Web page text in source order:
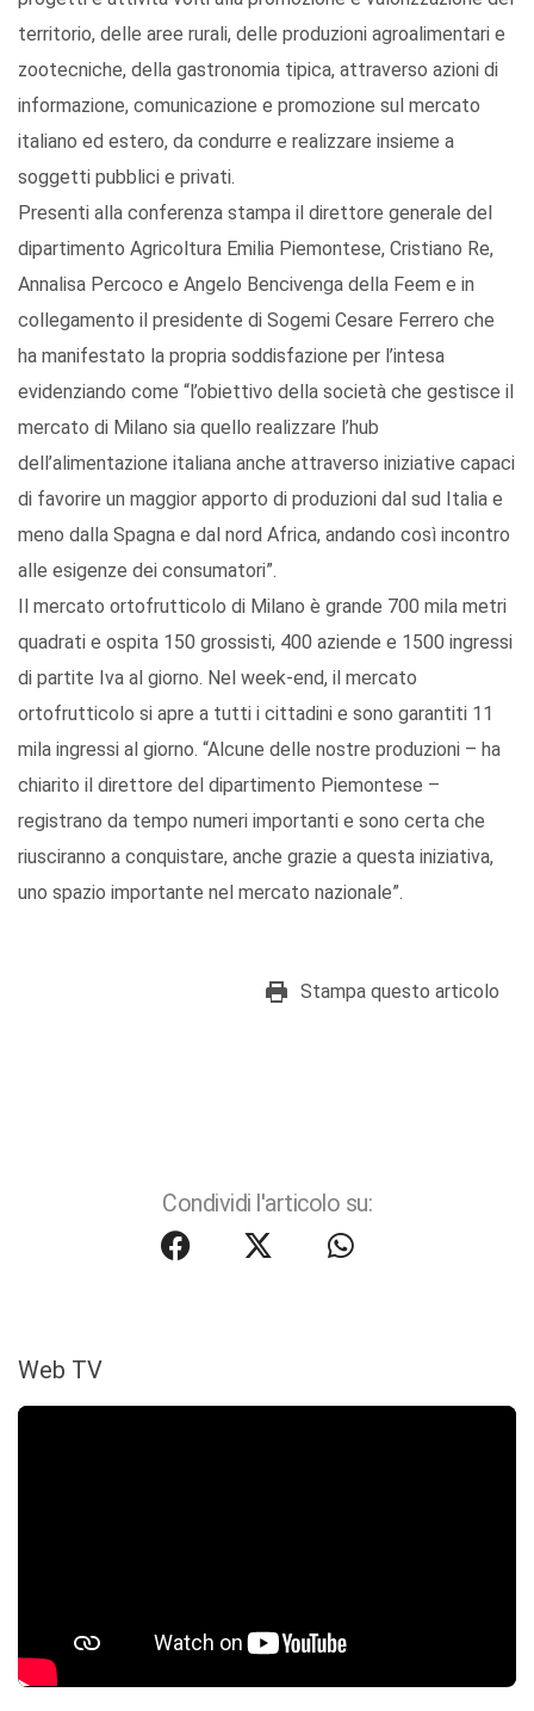
territorio, delle aree rurali, delle produzioni agroalimentari e
zootecniche, della gastronomia tipica, attraverso azioni di
informazione, comunicazione e promozione sul mercato
italiano ed estero, da condurre e realizzare insieme a
soggetti pubblici e privati.
Presenti alla conferenza stampa il direttore generale del
dipartimento Agricoltura Emilia Piemontese, Cristiano Re,
Annalisa Percoco e Angelo Bencivenga della Feem e in
collegamento il presidente di Sogemi Cesare Ferrero che
ha manifestato la propria soddisfazione per l’intesa
evidenziando come “l’obiettivo della società che gestisce il
mercato di Milano sia quello realizzare l’hub
dell’alimentazione italiana anche attraverso iniziative capaci
di favorire un maggior apporto di produzioni dal sud Italia e
meno dalla Spagna e dal nord Africa, andando così incontro
alle esigenze dei consumatori”.
Il mercato ortofrutticolo di Milano è grande 700 mila metri
quadrati e ospita 150 grossisti, 400 aziende e 1500 ingressi
di partite Iva al giorno. Nel week-end, il mercato
ortofrutticolo si apre a tutti i cittadini e sono garantiti 11
mila ingressi al giorno. “Alcune delle nostre produzioni – ha
chiarito il direttore del dipartimento Piemontese –
registrano da tempo numeri importanti e sono certa che
riusciranno a conquistare, anche grazie a questa iniziativa,
uno spazio importante nel mercato nazionale”.
Stampa questo articolo
Condividi l'articolo su:
Web TV